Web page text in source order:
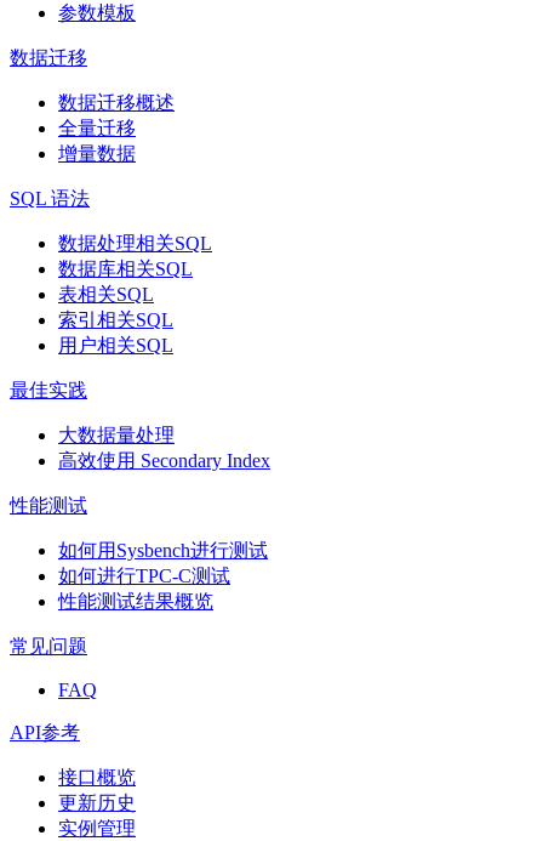
参数模板
数据迁移
数据迁移概述
全量迁移
增量数据
SQL 语法
数据处理相关SQL
数据库相关SQL
表相关SQL
索引相关SQL
用户相关SQL
最佳实践
大数据量处理
高效使用 Secondary Index
性能测试
如何用Sysbench进行测试
如何进行TPC-C测试
性能测试结果概览
常见问题
FAQ
API参考
接口概览
更新历史
实例管理